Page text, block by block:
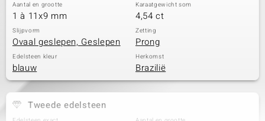
Aantal en grootte
1 à 11x9 mm
Karaatgewicht som
4,54 ct
Slijpvorm
Ovaal geslepen, Geslepen
Zetting
Prong
Edelsteen kleur
blauw
Herkomst
Brazilië
Tweede edelsteen